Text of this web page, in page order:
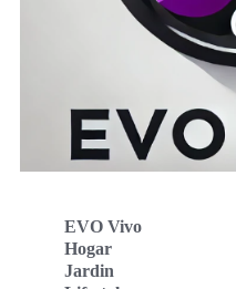
EVO Vivo
Hogar
Jardin